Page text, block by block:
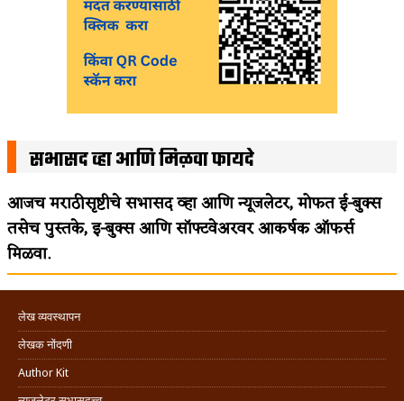
सभासद व्हा आणि मिळवा फायदे
आजच मराठीसृष्टीचे सभासद व्हा आणि न्यूजलेटर, मोफत ई-बुक्स
तसेच पुस्तके, इ-बुक्स आणि सॉफ्टवेअरवर आकर्षक ऑफर्स
मिळवा.
लेख व्यवस्थापन
लेखक नोंदणी
Author Kit